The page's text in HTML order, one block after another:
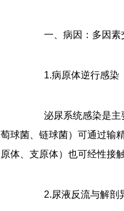
一、病因：多因素
1.病原体逆行感染
泌尿系统感染是主要
萄球菌、链球菌）可通过输
原体、支原体）也可经性接
2.尿液反流与解剖